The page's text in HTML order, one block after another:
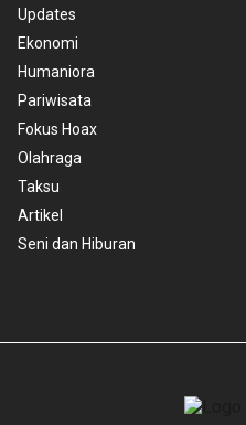
Updates
Ekonomi
Humaniora
Pariwisata
Fokus Hoax
Olahraga
Taksu
Artikel
Seni dan Hiburan